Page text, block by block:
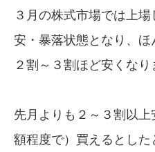
３月の株式市場では上
安・暴落状態となり、ほ
２割～３割ほど安くなり
先月よりも２～３割以
額程度で）買えるとし